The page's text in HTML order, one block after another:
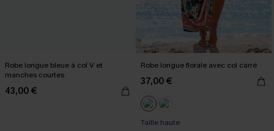
Robe longue bleue à col V et
manches courtes
43,00 €
Robe longue florale avec col carré
37,00 €
Taille haute